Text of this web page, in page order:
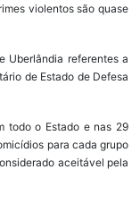
violentos são quase
Uberlândia referentes a
de Estado de Defesa
todo o Estado e nas 29
para cada grupo
aceitável pela